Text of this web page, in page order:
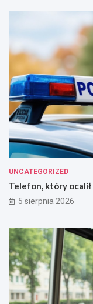
UNCATEGORIZED
Telefon, który
5 sierpnia 2026